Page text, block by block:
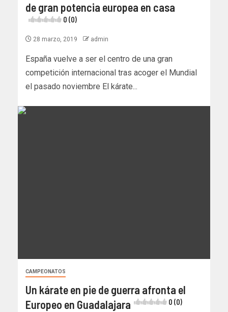
de gran potencia europea en casa
0 (0)
28 marzo, 2019 admin
España vuelve a ser el centro de una gran
competición internacional tras acoger el Mundial
el pasado noviembre El kárate...
CAMPEONATOS
Un kárate en pie de guerra afronta el
Europeo en Guadalajara
0 (0)